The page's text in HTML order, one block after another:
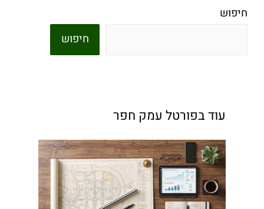
חיפוש
חיפוש
עוד בפורטל עמק חפר